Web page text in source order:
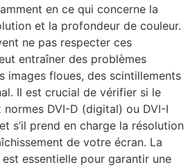
en ce qui concerne la
et la profondeur de couleur.
ne pas respecter ces
entraîner des problèmes
images floues, des scintillements
Il est crucial de vérifier si le
DVI-D (digital) ou DVI-I
s’il prend en charge la résolution
de votre écran. La
essentielle pour garantir une